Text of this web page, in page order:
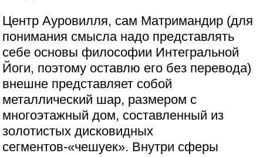
Центр Ауровилля, сам Матримандир (для
понимания смысла надо представлять
себе основы философии Интегральной
Йоги, поэтому оставлю его без перевода)
внешне представляет собой
металлический шар, размером с
многоэтажный дом, составленный из
золотистых дисковидных
сегментов-«чешуек». Внутри сферы